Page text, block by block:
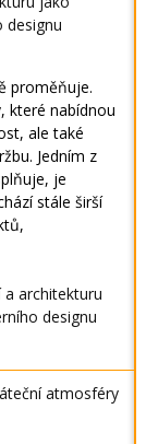
designu
proměňuje.
které nabídnou
ale také
Jedním z
je
stále širší
a architekturu
designu
atmosféry